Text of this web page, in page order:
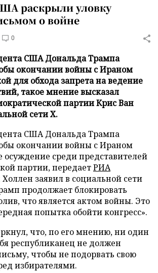
раскрыли уловку
о войне
0
США Дональда Трампа
окончании войны с Ираном
для обхода запрета на ведение
такое мнение высказал
партии Крис Ван
сети X.
США Дональда Трампа
окончании войны с Ираном
осуждение среди представителей
партии, передаетРИА
Холлен заявил в социальной сети
продолжает блокировать
что является актом войны. Это
попытка обойти конгресс».
что, по его мнению, ни один
республиканец не должен
чтобы не подорвать свою
избирателями.